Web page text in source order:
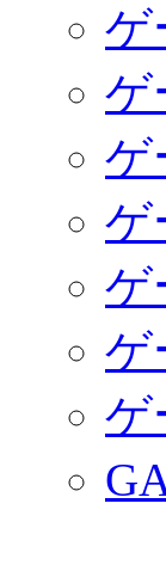
ゲ
ゲ
ゲ
ゲ
ゲ
ゲ
ゲ